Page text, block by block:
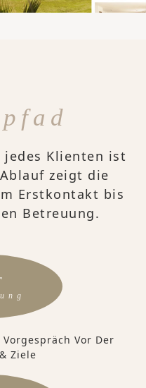
jedes Klienten ist
zeigt die
Erstkontakt bis
Betreuung.
Vor Der
Ziele